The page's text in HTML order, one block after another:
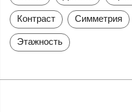
Контраст Симметрия
Этажность